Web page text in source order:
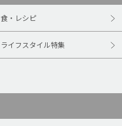
食・レシピ
ライフスタイル特集